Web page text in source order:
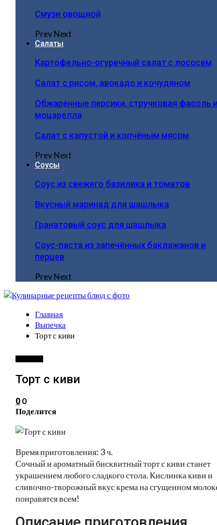
Смузи овощной
PrevNext
Салаты
Картофельно-огуречный салат с лососем
Салат с рисом, авокадо и кочудяном
Обжаренные персики, стручковая фасоль
моцарелла
Салат с капустой и копчёным мясом
PrevNext
Соусы
Соус из свежего базилика и томатов
Вкусный маринад для шашлыка
Гранатовый соус для шашлыка
Соус-паста из запечённых баклажанов и
перцев
PrevNext
Главная
Выпечка
Торт с киви
Торт с киви
0 0
Поделится
Время приготовления: 3 ч.
Сочный и ароматный бисквитный торт с киви станет
украшением любого сладкого стола. Кислинка киви и
сливочно-творожный вкус крема на сгущенном
понравятся всем!